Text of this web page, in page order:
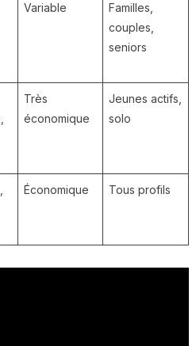
Variable
Familles,
couples,
seniors
Très
économique
Jeunes actifs,
solo
Économique Tous profils